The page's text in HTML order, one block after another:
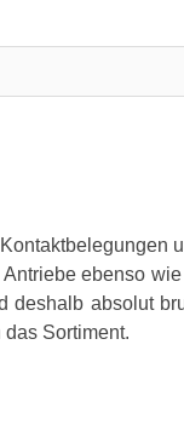
ebenso
deshalb absolut
Sortiment.